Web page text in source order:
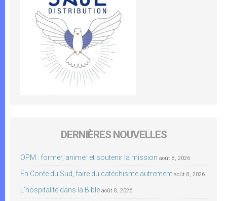
DERNIÈRES NOUVELLES
OPM : former, animer et soutenir la mission août 8, 2026
En Corée du Sud, faire du catéchisme autrement août 8, 2026
L’hospitalité dans la Bible août 8, 2026